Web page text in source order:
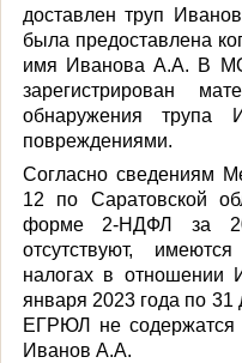
доставлен труп
была предоставлена
имя Иванова А.А. В
зарегистрирован
обнаружения трупа
повреждениями.
Согласно сведениям
12 по Саратовской
форме 2-НДФЛ за
отсутствуют,
налогах в
января 2023 года по
ЕГРЮЛ не содержатся
Иванов А.А.